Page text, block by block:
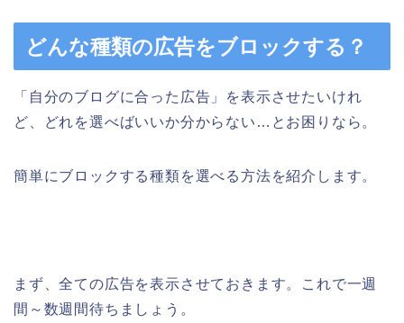
どんな種類の広告をブロックする？
「自分のブログに合った広告」を表示させたいけれ
ど、どれを選べばいいか分からない…とお困りなら。
簡単にブロックする種類を選べる方法を紹介します。
まず、全ての広告を表示させておきます。これで一週
間～数週間待ちましょう。